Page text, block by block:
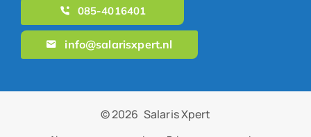
085-4016401
info@salarisxpert.nl
© 2026 Salaris Xpert